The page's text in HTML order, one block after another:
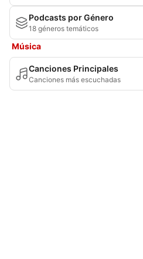
Podcasts por Género
18 géneros temáticos
Música
Canciones Principales
Canciones más escuchadas